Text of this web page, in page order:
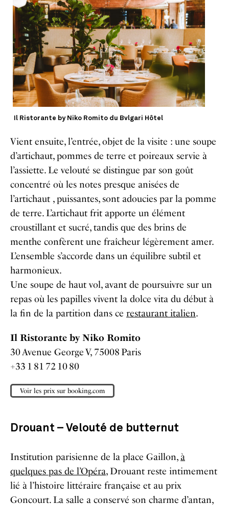
Il Ristorante by Niko Romito du Bvlgari Hôtel
Vient ensuite, l’entrée, objet de la visite : une soupe
d’artichaut, pommes de terre et poireaux servie à
l’assiette. Le velouté se distingue par son goût
concentré où les notes presque anisées de
l’artichaut , puissantes, sont adoucies par la pomme
de terre. L’artichaut frit apporte un élément
croustillant et sucré, tandis que des brins de
menthe confèrent une fraîcheur légèrement amer.
L’ensemble s’accorde dans un équilibre subtil et
harmonieux.
Une soupe de haut vol, avant de poursuivre sur un
repas où les papilles vivent la dolce vita du début à
la fin de la partition dans ce restaurant italien.
Il Ristorante by Niko Romito
30 Avenue George V, 75008 Paris
+33 1 81 72 10 80
Voir les prix sur booking.com
Drouant – Velouté de butternut
Institution parisienne de la place Gaillon, à
quelques pas de l’Opéra, Drouant reste intimement
lié à l’histoire littéraire française et au prix
Goncourt. La salle a conservé son charme d’antan,